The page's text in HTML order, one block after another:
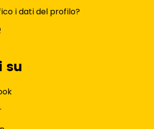
i dati del profilo?
su